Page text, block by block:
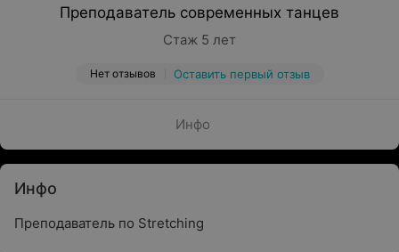
Преподаватель современных танцев
Стаж 5 лет
Нет отзывов Оставить первый отзыв
Инфо
Инфо
Преподаватель по Stretching